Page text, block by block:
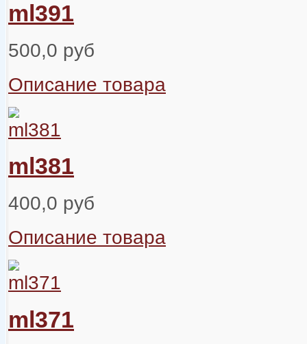
ml391
500,0 руб
Описание товара
ml381
400,0 руб
Описание товара
ml371